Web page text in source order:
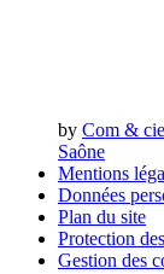
by Com & cie
Saône
Mentions
Données
Plan du site
Protection
Gestion des